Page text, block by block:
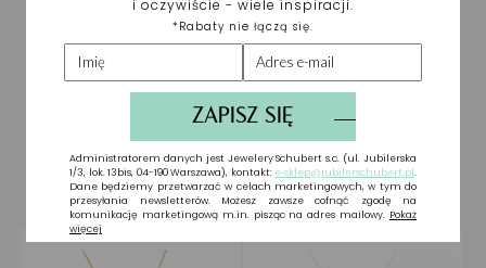
Biżuteria wybrana dla
Ciebie